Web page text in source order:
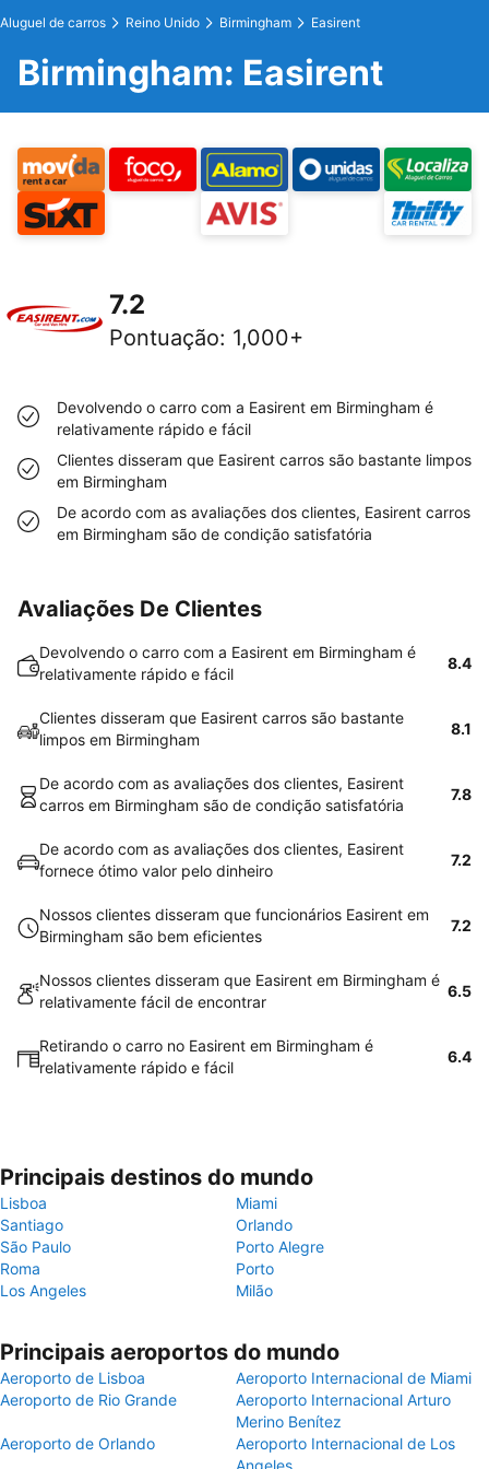
Aluguel de carros Reino Unido Birmingham Easirent
Birmingham: Easirent
7.2
Pontuação: 1,000+
Devolvendo o carro com a Easirent em Birmingham é
relativamente rápido e fácil
Clientes disseram que Easirent carros são bastante limpos
em Birmingham
De acordo com as avaliações dos clientes, Easirent carros
em Birmingham são de condição satisfatória
Avaliações De Clientes
Devolvendo o carro com a Easirent em Birmingham é
relativamente rápido e fácil
8.4
Clientes disseram que Easirent carros são bastante
limpos em Birmingham
8.1
De acordo com as avaliações dos clientes, Easirent
carros em Birmingham são de condição satisfatória
7.8
De acordo com as avaliações dos clientes, Easirent
fornece ótimo valor pelo dinheiro
7.2
Nossos clientes disseram que funcionários Easirent em
Birmingham são bem eficientes
7.2
Nossos clientes disseram que Easirent em Birmingham é
relativamente fácil de encontrar
6.5
Retirando o carro no Easirent em Birmingham é
relativamente rápido e fácil
6.4
Principais destinos do mundo
Lisboa
Miami
Santiago
Orlando
São Paulo
Porto Alegre
Roma
Porto
Los Angeles
Milão
Principais aeroportos do mundo
Aeroporto de Lisboa
Aeroporto Internacional de Miami
Aeroporto de Rio Grande
Aeroporto Internacional Arturo
Merino Benítez
Aeroporto de Orlando
Aeroporto Internacional de Los
Angeles